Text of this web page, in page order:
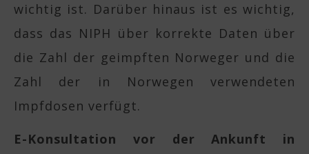
wichtig ist. Darüber hinaus ist es wichtig,
dass das NIPH über korrekte Daten über
die Zahl der geimpften Norweger und die
Zahl der in Norwegen verwendeten
Impfdosen verfügt.
E-Konsultation vor der Ankunft in